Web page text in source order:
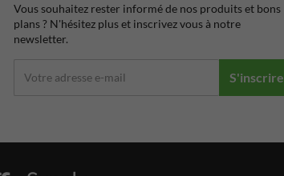
Vous souhaitez rester informé de nos produits et bons
plans ? N'hésitez plus et inscrivez vous à notre
newsletter.
S'inscrire